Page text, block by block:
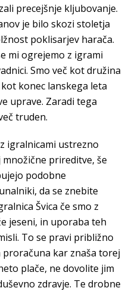
precejšnje kljubovanje.
je bilo skozi stoletja
poklisarjev harača.
mi ogrejemo z igrami
Smo več kot družina
konec lanskega leta
uprave. Zaradi tega
truden.
igralnicami ustrezno
prireditve, še
podobne
da se znebite
Švica če smo z
jeseni, in uporaba teh
To se pravi približno
kar znaša torej
plače, ne dovolite jim
zdravje. Te drobne